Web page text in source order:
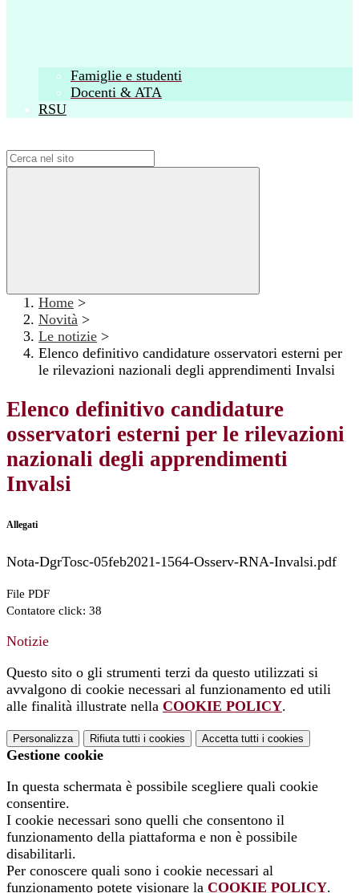
Famiglie e studenti
Docenti & ATA
RSU
Home >
Novità >
Le notizie >
Elenco definitivo candidature osservatori esterni per
le rilevazioni nazionali degli apprendimenti Invalsi
Elenco definitivo candidature
osservatori esterni per le rilevazioni
nazionali degli apprendimenti
Invalsi
Allegati
Nota-DgrTosc-05feb2021-1564-Osserv-RNA-Invalsi.pdf
File PDF
Contatore click: 38
Notizie
Questo sito o gli strumenti terzi da questo utilizzati si
avvalgono di cookie necessari al funzionamento ed utili
alle finalità illustrate nella COOKIE POLICY.
Personalizza Rifiuta tutti i cookies Accetta tutti i cookies
Gestione cookie
In questa schermata è possibile scegliere quali cookie
consentire.
I cookie necessari sono quelli che consentono il
funzionamento della piattaforma e non è possibile
disabilitarli.
Per conoscere quali sono i cookie necessari al
funzionamento potete visionare la COOKIE POLICY.